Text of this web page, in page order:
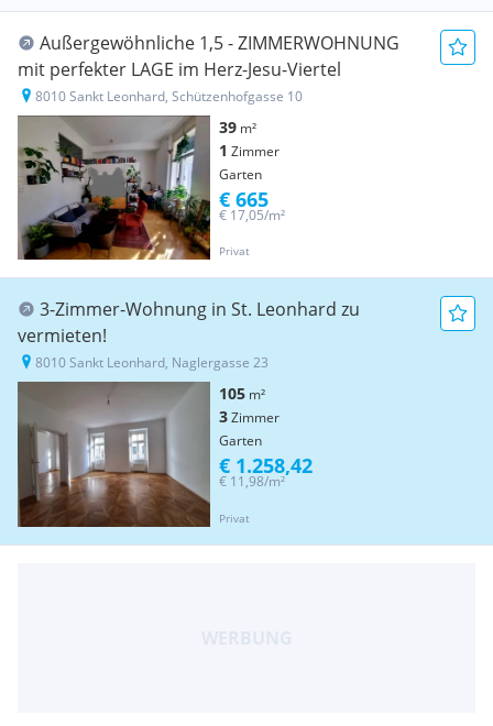
Außergewöhnliche 1,5 - ZIMMERWOHNUNG
mit perfekter LAGE im Herz-Jesu-Viertel
8010 Sankt Leonhard, Schützenhofgasse 10
39 m²
1 Zimmer
Garten
Privat
€ 17,05/m²
€ 665
3-Zimmer-Wohnung in St. Leonhard zu
vermieten!
8010 Sankt Leonhard, Naglergasse 23
105 m²
3Zimmer
Garten
Privat
€ 11,98/m²
€ 1.258,42